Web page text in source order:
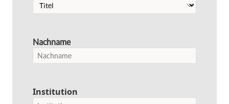
Nachname
Institution